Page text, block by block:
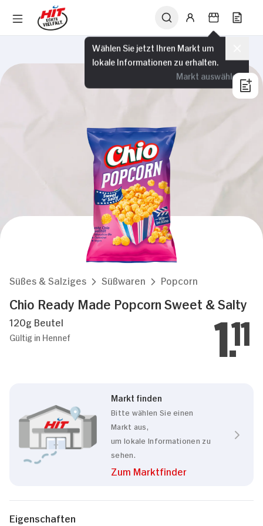
Wählen Sie jetzt Ihren Markt um
lokale Informationen zu erhalten.
Markt auswählen
Süßes & Salziges Süßwaren Popcorn
Chio Ready Made Popcorn Sweet & Salty
120g Beutel
Gültig in Hennef 1.11
Markt finden
Bitte wählen Sie einen
Markt aus,
um lokale Informationen zu
sehen.
Zum Marktfinder
Eigenschaften